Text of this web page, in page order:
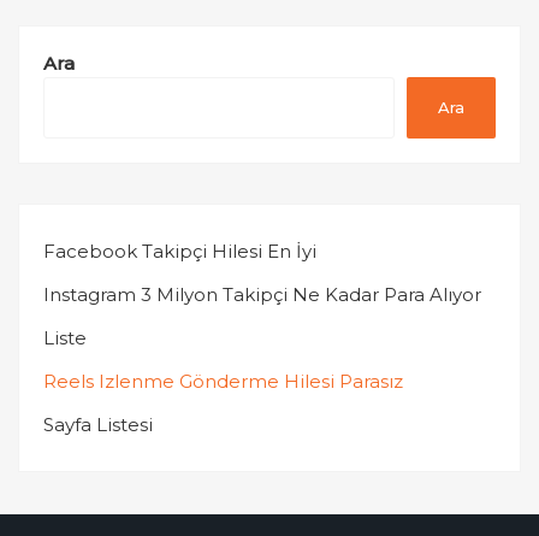
Ara
Ara
Facebook Takipçi Hilesi En İyi
Instagram 3 Milyon Takipçi Ne Kadar Para Alıyor
Liste
Reels Izlenme Gönderme Hilesi Parasız
Sayfa Listesi